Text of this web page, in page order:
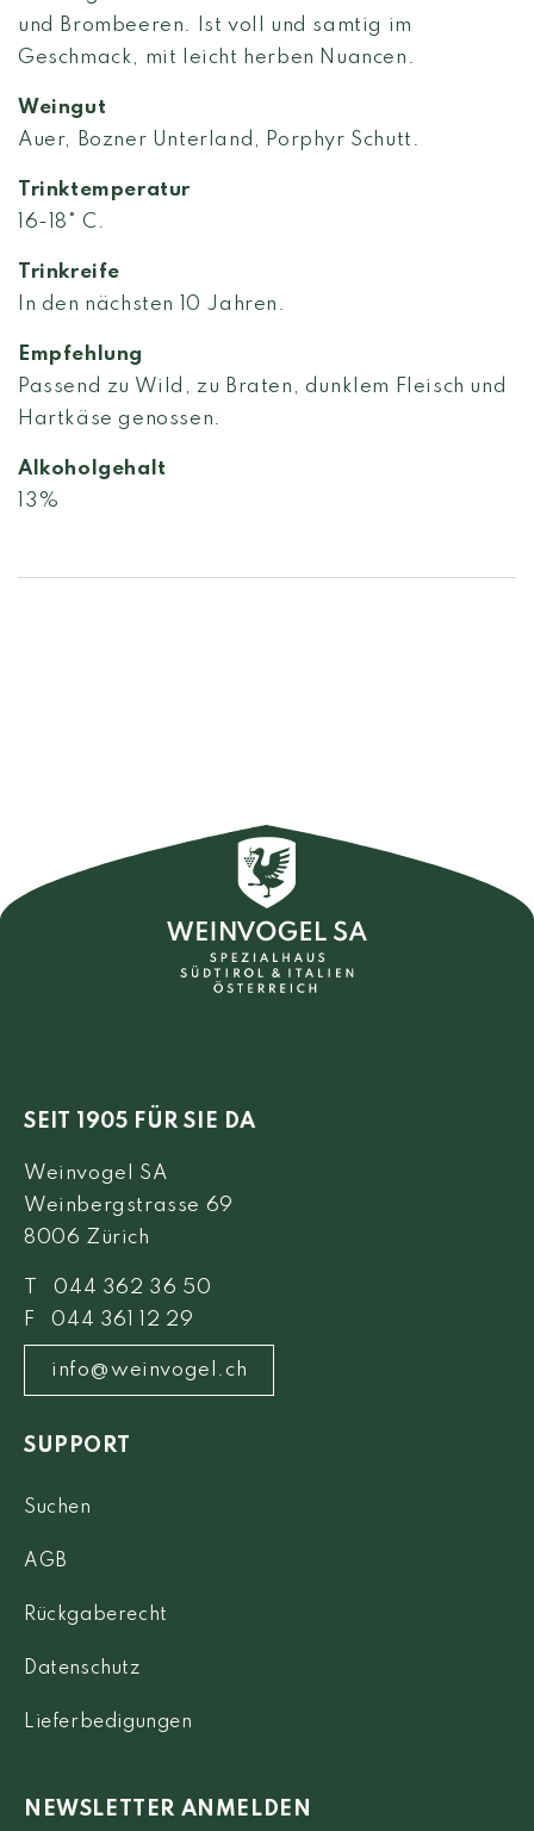
und Brombeeren. Ist voll und samtig im
Geschmack, mit leicht herben Nuancen.
Weingut
Auer, Bozner Unterland, Porphyr Schutt.
Trinktemperatur
16-18° C.
Trinkreife
In den nächsten 10 Jahren.
Empfehlung
Passend zu Wild, zu Braten, dunklem Fleisch und
Hartkäse genossen.
Alkoholgehalt
13%
SEIT 1905 FÜR SIE DA
Weinvogel SA
Weinbergstrasse 69
8006 Zürich
T 044 362 36 50
F 044 361 12 29
info@weinvogel.ch
SUPPORT
Suchen
AGB
Rückgaberecht
Datenschutz
Lieferbedigungen
NEWSLETTER ANMELDEN